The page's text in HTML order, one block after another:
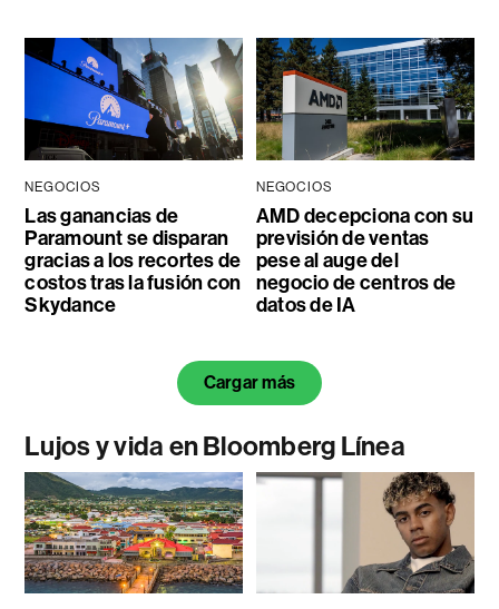
NEGOCIOS
Las ganancias de
Paramount se disparan
gracias a los recortes de
costos tras la fusión con
Skydance
NEGOCIOS
AMD decepciona con su
previsión de ventas
pese al auge del
negocio de centros de
datos de IA
Cargar más
Lujos y vida en Bloomberg Línea